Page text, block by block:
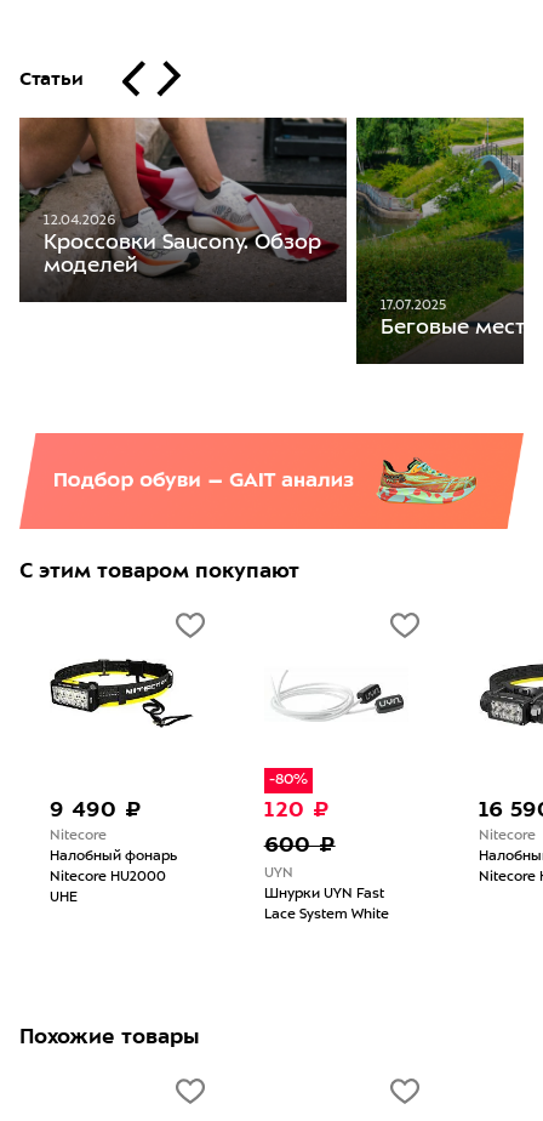
Статьи
12.04.2026
Кроссовки Saucony. Обзор
моделей
17.07.2025
Беговые
С этим товаром покупают
9 490 ₽
Nitecore
Налобный фонарь
Nitecore HU2000
UHE
-80%
120 ₽
600 ₽
UYN
Шнурки UYN Fast
Lace System White
16
Nitecore
Nitecore
Похожие товары